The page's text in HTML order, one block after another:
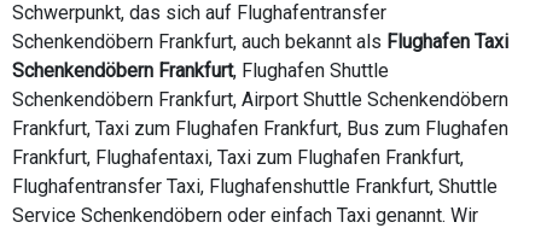
Schwerpunkt, das sich auf Flughafentransfer
Schenkendöbern Frankfurt, auch bekannt als Flughafen Taxi
Schenkendöbern Frankfurt, Flughafen Shuttle
Schenkendöbern Frankfurt, Airport Shuttle Schenkendöbern
Frankfurt, Taxi zum Flughafen Frankfurt, Bus zum Flughafen
Frankfurt, Flughafentaxi, Taxi zum Flughafen Frankfurt,
Flughafentransfer Taxi, Flughafenshuttle Frankfurt, Shuttle
Service Schenkendöbern oder einfach Taxi genannt. Wir